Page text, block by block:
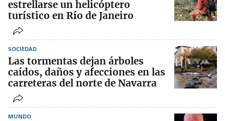
estrellarse un helicóptero
turístico en Río de Janeiro
SOCIEDAD
Las tormentas dejan árboles
caídos, daños y afecciones en las
carreteras del norte de Navarra
MUNDO